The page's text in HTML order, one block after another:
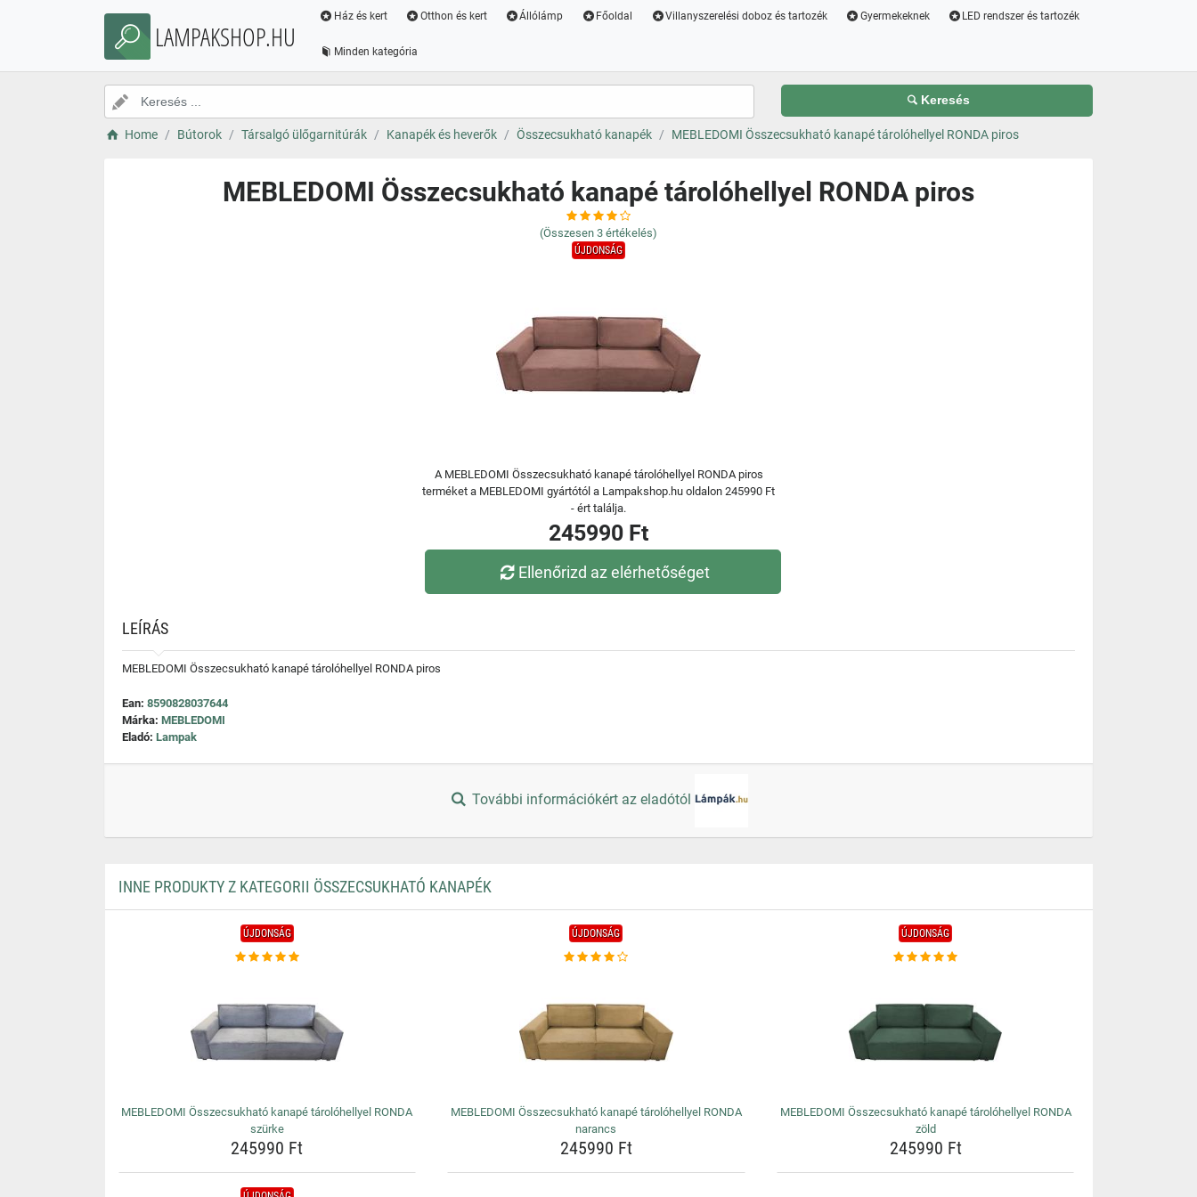
LAMPAKSHOP.HU
Ház és kert Otthon és kert Állólámp Főoldal Villanyszerelési doboz és tartozék Gyermekeknek LED rendszer és tartozék
Minden kategória
Keresés
Home Bútorok Társalgó ülőgarnitúrák Kanapék és heverők Összecsukható kanapék MEBLEDOMI Összecsukható kanapé tárolóhellyel RONDA piros
MEBLEDOMI Összecsukható kanapé tárolóhellyel RONDA piros
(Összesen 3 értékelés)
ÚJDONSÁG
A MEBLEDOMI Összecsukható kanapé tárolóhellyel RONDA piros
terméket a MEBLEDOMI gyártótól a Lampakshop.hu oldalon 245990 Ft
- ért találja.
245990 Ft
Ellenőrizd az elérhetőséget
LEÍRÁS
MEBLEDOMI Összecsukható kanapé tárolóhellyel RONDA piros
Ean: 8590828037644
Márka: MEBLEDOMI
Eladó: Lampak
További információkért az eladótól
INNE PRODUKTY Z KATEGORII ÖSSZECSUKHATÓ KANAPÉK
ÚJDONSÁG
MEBLEDOMI Összecsukható kanapé tárolóhellyel RONDA
szürke
245990 Ft
ÚJDONSÁG
MEBLEDOMI Összecsukható kanapé tárolóhellyel RONDA
narancs
245990 Ft
ÚJDONSÁG
MEBLEDOMI Összecsukható kanapé tárolóhellyel RONDA
zöld
245990 Ft